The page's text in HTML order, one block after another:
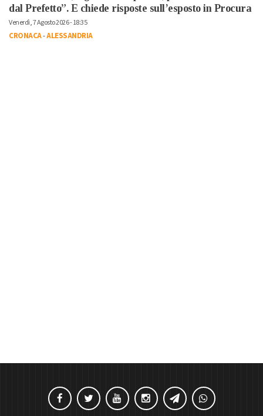
dal Prefetto”. E chiede risposte sull’esposto in Procura
Venerdì, 7 Agosto 2026 - 18:35
CRONACA-ALESSANDRIA